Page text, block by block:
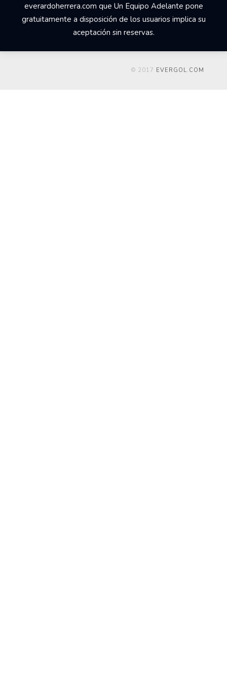
everardoherrera.com que Un Equipo Adelante pone
gratuitamente a disposición de los usuarios implica su
aceptación sin reservas.
© 2017 EVERGOL.COM